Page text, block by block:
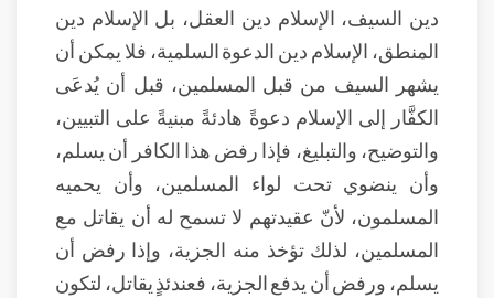
دين السيف، الإسلام دين العقل، بل الإسلام دين
المنطق، الإسلام دين الدعوة السلمية، فلا يمكن أن
يشهر السيف من قبل المسلمين، قبل أن يُدعَى
الكفَّار إلى الإسلام دعوةً هادئةً مبنيةً على التبيين،
والتوضيح، والتبليغ، فإذا رفض هذا الكافر أن يسلم،
وأن ينضوي تحت لواء المسلمين، وأن يحميه
المسلمون، لأنّ عقيدتهم لا تسمح له أن يقاتل مع
المسلمين، لذلك تؤخذ منه الجزية، وإذا رفض أن
يسلم، ورفض أن يدفع الجزية، فعندئذٍ يقاتل، لتكون